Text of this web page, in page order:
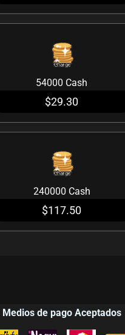
54000 Cash
$29.30
240000 Cash
$117.50
Medios de pago Aceptados